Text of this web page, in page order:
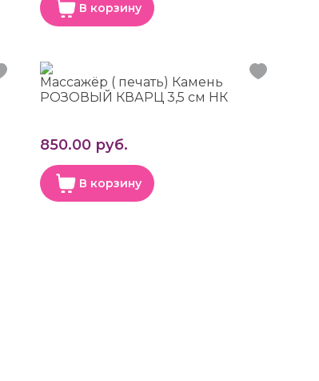
В корзину
Массажёр ( печать) Камень
РОЗОВЫЙ КВАРЦ 3,5 см НК
850.00 руб.
В корзину